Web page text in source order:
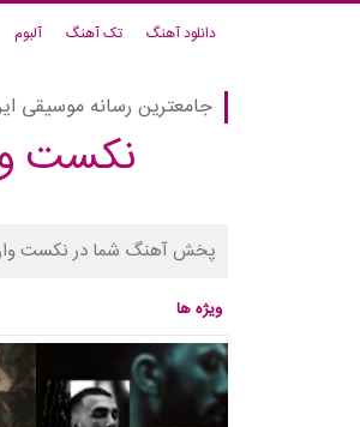
دانلود آهنگ تک آهنگ آلبوم
جامعترین رسانه موسیقی
نکست
پخش آهنگ شما در نکست
ویژه ها